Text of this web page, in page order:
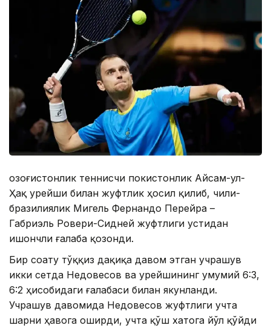
Қозоғистонлик теннисчи покистонлик Айсам-ул-
Ҳақ Қурейши билан жуфтлик ҳосил қилиб, чили-
бразилиялик Мигель Фернандо Перейра –
Габриэль Ровери-Сидней жуфтлиги устидан
ишончли ғалаба қозонди.
Бир соату тўққиз дақиқа давом этган учрашув
икки сетда Недовесов ва Қурейшининг умумий 6:3,
6:2 ҳисобидаги ғалабаси билан якунланди.
Учрашув давомида Недовесов жуфтлиги учта
шарни ҳавога оширди, учта қўш хатога йўл қўйди